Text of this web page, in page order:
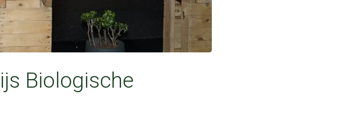
Biologische